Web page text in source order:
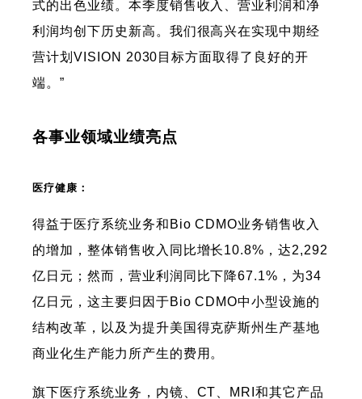
式的出色业绩。本季度销售收入、营业利润和净
利润均创下历史新高。我们很高兴在实现中期经
营计划VISION 2030目标方面取得了良好的开
端。”
各事业领域业绩亮点
医疗健康：
得益于医疗系统业务和Bio CDMO业务销售收入
的增加，整体销售收入同比增长10.8%，达2,292
亿日元；然而，营业利润同比下降67.1%，为34
亿日元，这主要归因于Bio CDMO中小型设施的
结构改革，以及为提升美国得克萨斯州生产基地
商业化生产能力所产生的费用。
旗下医疗系统业务，内镜、CT、MRI和其它产品